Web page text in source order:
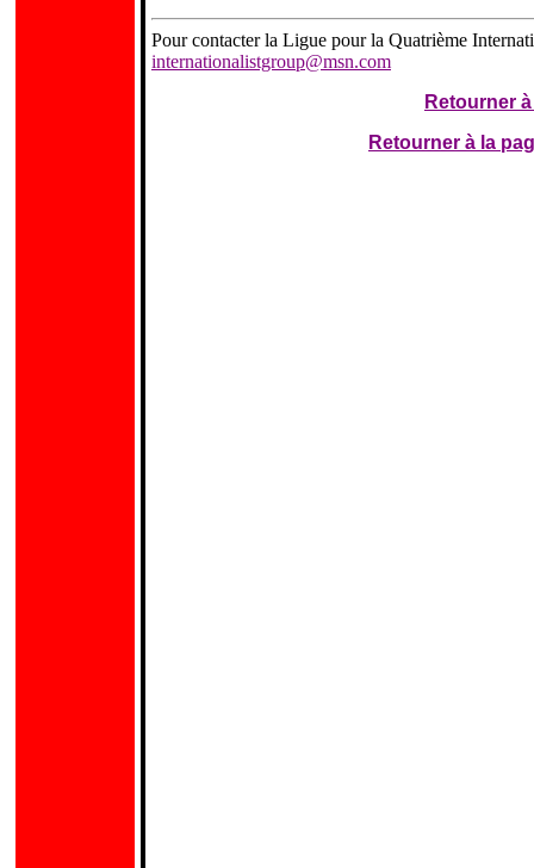
Pour contacter la Ligue pour la Quatrième
internationalistgroup@msn.com
Retourner
Retourner à la